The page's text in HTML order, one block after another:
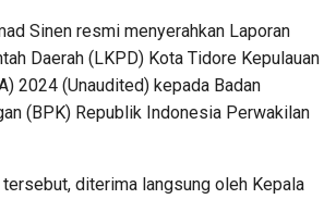
Sinen resmi menyerahkan Laporan
Daerah (LKPD) Kota Tidore Kepulauan
2024 (Unaudited) kepada Badan
(BPK) Republik Indonesia Perwakilan
diterima langsung oleh Kepala